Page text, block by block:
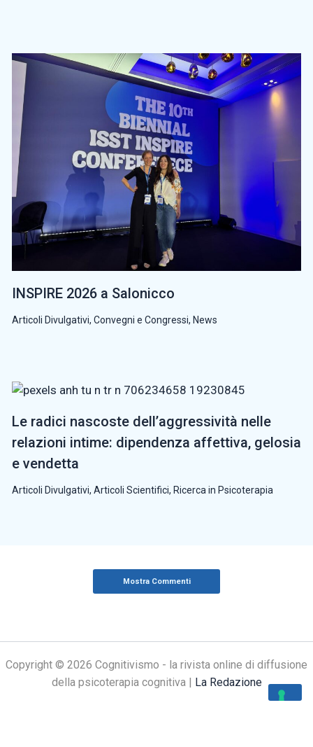
INSPIRE 2026 a Salonicco
Articoli Divulgativi, Convegni e Congressi, News
Le radici nascoste dell’aggressività nelle
relazioni intime: dipendenza affettiva, gelosia
e vendetta
Articoli Divulgativi, Articoli Scientifici, Ricerca in Psicoterapia
Mostra Commenti
Copyright © 2026 Cognitivismo - la rivista online di diffusione
della psicoterapia cognitiva | La Redazione